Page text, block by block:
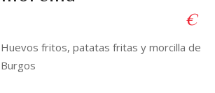
€
Huevos fritos, patatas fritas y morcilla de
Burgos